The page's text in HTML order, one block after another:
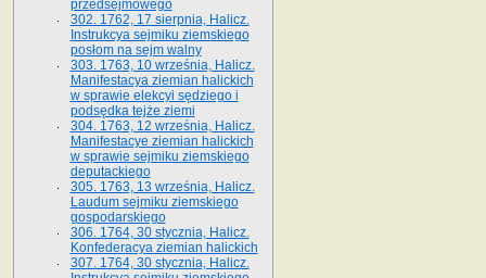
przedsejmowego
302. 1762, 17 sierpnia, Halicz.
Instrukcya sejmiku ziemskiego
posłom na sejm walny
303. 1763, 10 września, Halicz.
Manifestacya ziemian halickich
w sprawie elekcyi sędziego i
podsędka tejże ziemi
304. 1763, 12 września, Halicz.
Manifestacye ziemian halickich
w sprawie sejmiku ziemskiego
deputackiego
305. 1763, 13 września, Halicz.
Laudum sejmiku ziemskiego
gospodarskiego
306. 1764, 30 stycznia, Halicz.
Konfederacya ziemian halickich
307. 1764, 30 stycznia, Halicz.